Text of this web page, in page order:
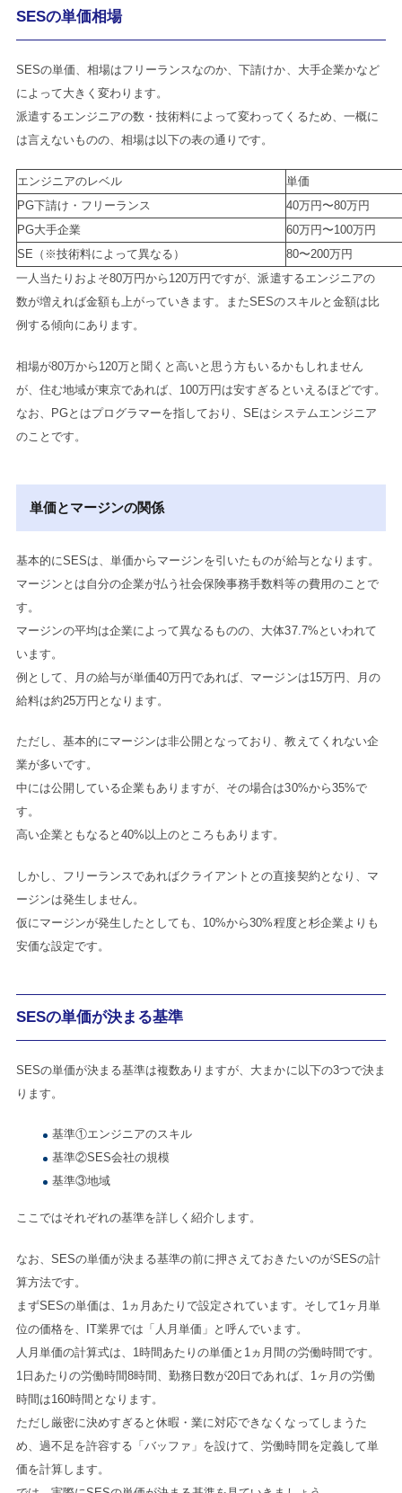
SESの単価相場
SESの単価、相場はフリーランスなのか、下請けか、大手企業かなど
によって大きく変わります。
派遣するエンジニアの数・技術料によって変わってくるため、一概に
は言えないものの、相場は以下の表の通りです。
エンジニアのレベル
単価
PG下請け・フリーランス
40万円〜80万円
PG大手企業
60万円〜100万円
SE（※技術料によって異なる）
80〜200万円
一人当たりおよそ80万円から120万円ですが、派遣するエンジニアの
数が増えれば金額も上がっていきます。またSESのスキルと金額は比
例する傾向にあります。
相場が80万から120万と聞くと高いと思う方もいるかもしれません
が、住む地域が東京であれば、100万円は安すぎるといえるほどです。
なお、PGとはプログラマーを指しており、SEはシステムエンジニア
のことです。
単価とマージンの関係
基本的にSESは、単価からマージンを引いたものが給与となります。
マージンとは自分の企業が払う社会保険事務手数料等の費用のことで
す。
マージンの平均は企業によって異なるものの、大体37.7%といわれて
います。
例として、月の給与が単価40万円であれば、マージンは15万円、月の
給料は約25万円となります。
ただし、基本的にマージンは非公開となっており、教えてくれない企
業が多いです。
中には公開している企業もありますが、その場合は30%から35%で
す。
高い企業ともなると40%以上のところもあります。
しかし、フリーランスであればクライアントとの直接契約となり、マ
ージンは発生しません。
仮にマージンが発生したとしても、10%から30%程度と杉企業よりも
安価な設定です。
SESの単価が決まる基準
SESの単価が決まる基準は複数ありますが、大まかに以下の3つで決ま
ります。
基準①エンジニアのスキル
基準②SES会社の規模
基準③地域
ここではそれぞれの基準を詳しく紹介します。
なお、SESの単価が決まる基準の前に押さえておきたいのがSESの計
算方法です。
まずSESの単価は、1ヵ月あたりで設定されています。そして1ヶ月単
位の価格を、IT業界では「人月単価」と呼んでいます。
人月単価の計算式は、1時間あたりの単価と1ヵ月間の労働時間です。
1日あたりの労働時間8時間、勤務日数が20日であれば、1ヶ月の労働
時間は160時間となります。
ただし厳密に決めすぎると休暇・業に対応できなくなってしまうた
め、過不足を許容する「バッファ」を設けて、労働時間を定義して単
価を計算します。